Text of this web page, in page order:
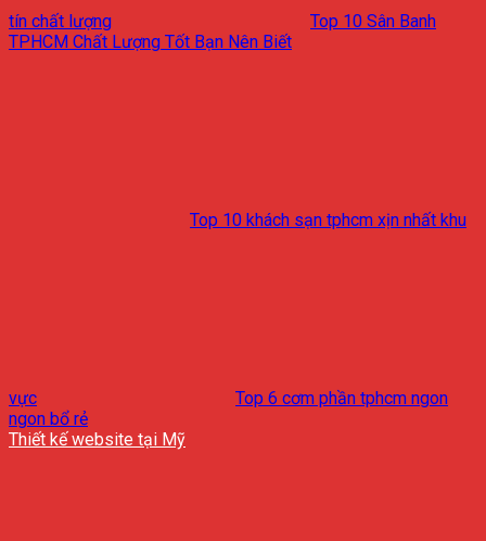
tín chất lượng
Top 10 Sân Banh
TPHCM Chất Lượng Tốt Bạn Nên Biết
Top 10 khách sạn tphcm xịn nhất khu
vực
Top 6 cơm phần tphcm ngon
ngon bổ rẻ
Thiết kế website tại Mỹ